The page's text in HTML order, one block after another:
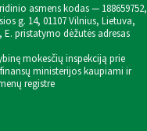
asmens kodas — 188659752,
g. 14, 01107 Vilnius, Lietuva,
E. pristatymo dėžutės adresas
mokesčių inspekciją prie
ministerijos kaupiami ir
registre